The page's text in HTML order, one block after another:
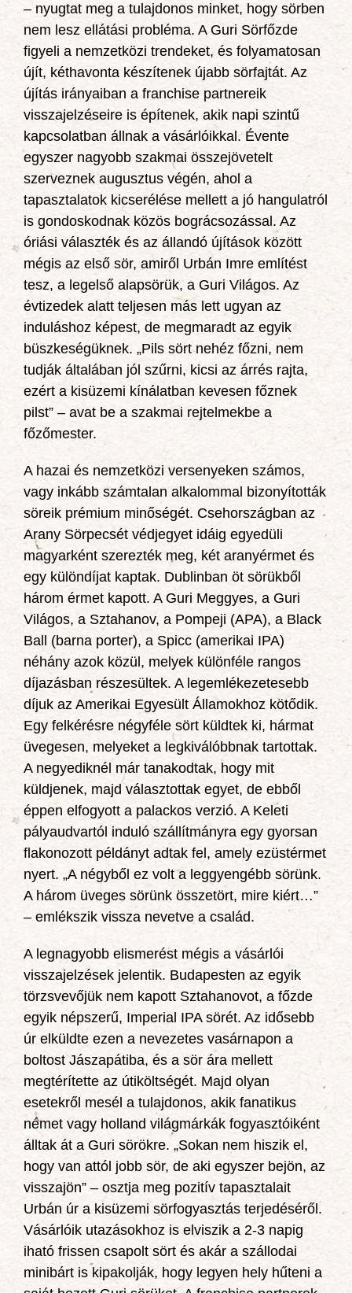
– nyugtat meg a tulajdonos minket, hogy sörben
nem lesz ellátási probléma. A Guri Sörfőzde
figyeli a nemzetközi trendeket, és folyamatosan
újít, kéthavonta készítenek újabb sörfajtát. Az
újítás irányaiban a franchise partnereik
visszajelzéseire is építenek, akik napi szintű
kapcsolatban állnak a vásárlóikkal. Évente
egyszer nagyobb szakmai összejövetelt
szerveznek augusztus végén, ahol a
tapasztalatok kicserélése mellett a jó hangulatról
is gondoskodnak közös bográcsozással. Az
óriási választék és az állandó újítások között
mégis az első sör, amiről Urbán Imre említést
tesz, a legelső alapsörük, a Guri Világos. Az
évtizedek alatt teljesen más lett ugyan az
induláshoz képest, de megmaradt az egyik
büszkeségüknek. „Pils sört nehéz főzni, nem
tudják általában jól szűrni, kicsi az árrés rajta,
ezért a kisüzemi kínálatban kevesen főznek
pilst” – avat be a szakmai rejtelmekbe a
főzőmester.
A hazai és nemzetközi versenyeken számos,
vagy inkább számtalan alkalommal bizonyították
söreik prémium minőségét. Csehországban az
Arany Sörpecsét védjegyet idáig egyedüli
magyarként szerezték meg, két aranyérmet és
egy különdíjat kaptak. Dublinban öt sörükből
három érmet kapott. A Guri Meggyes, a Guri
Világos, a Sztahanov, a Pompeji (APA), a Black
Ball (barna porter), a Spicc (amerikai IPA)
néhány azok közül, melyek különféle rangos
díjazásban részesültek. A legemlékezetesebb
díjuk az Amerikai Egyesült Államokhoz kötődik.
Egy felkérésre négyféle sört küldtek ki, hármat
üvegesen, melyeket a legkiválóbbnak tartottak.
A negyediknél már tanakodtak, hogy mit
küldjenek, majd választottak egyet, de ebből
éppen elfogyott a palackos verzió. A Keleti
pályaudvartól induló szállítmányra egy gyorsan
flakonozott példányt adtak fel, amely ezüstérmet
nyert. „A négyből ez volt a leggyengébb sörünk.
A három üveges sörünk összetört, mire kiért…”
– emlékszik vissza nevetve a család.
A legnagyobb elismerést mégis a vásárlói
visszajelzések jelentik. Budapesten az egyik
törzsvevőjük nem kapott Sztahanovot, a főzde
egyik népszerű, Imperial IPA sörét. Az idősebb
úr elküldte ezen a nevezetes vasárnapon a
boltost Jászapátiba, és a sör ára mellett
megtérítette az útiköltségét. Majd olyan
esetekről mesél a tulajdonos, akik fanatikus
német vagy holland világmárkák fogyasztóiként
álltak át a Guri sörökre. „Sokan nem hiszik el,
hogy van attól jobb sör, de aki egyszer bejön, az
visszajön” – osztja meg pozitív tapasztalait
Urbán úr a kisüzemi sörfogyasztás terjedéséről.
Vásárlóik utazásokhoz is elviszik a 2-3 napig
iható frissen csapolt sört és akár a szállodai
minibárt is kipakolják, hogy legyen hely hűteni a